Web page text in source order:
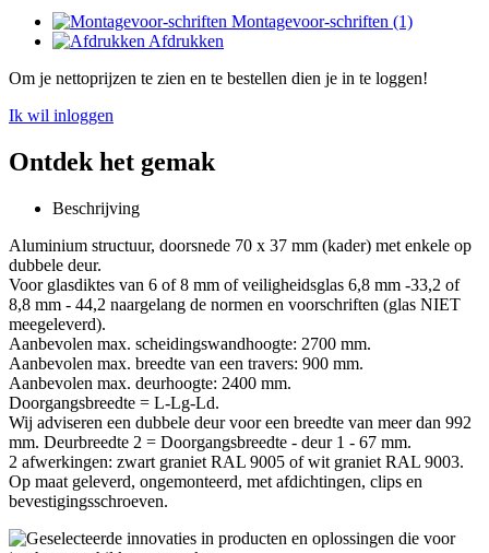
Montagevoor-schriften (1)
Afdrukken
Om je nettoprijzen te zien en te bestellen dien je in te loggen!
Ik wil inloggen
Ontdek het gemak
Beschrijving
Aluminium structuur, doorsnede 70 x 37 mm (kader) met enkele op
dubbele deur.
Voor glasdiktes van 6 of 8 mm of veiligheidsglas 6,8 mm -33,2 of
8,8 mm - 44,2 naargelang de normen en voorschriften (glas NIET
meegeleverd).
Aanbevolen max. scheidingswandhoogte: 2700 mm.
Aanbevolen max. breedte van een travers: 900 mm.
Aanbevolen max. deurhoogte: 2400 mm.
Doorgangsbreedte = L-Lg-Ld.
Wij adviseren een dubbele deur voor een breedte van meer dan 992
mm. Deurbreedte 2 = Doorgangsbreedte - deur 1 - 67 mm.
2 afwerkingen: zwart graniet RAL 9005 of wit graniet RAL 9003.
Op maat geleverd, ongemonteerd, met afdichtingen, clips en
bevestigingsschroeven.